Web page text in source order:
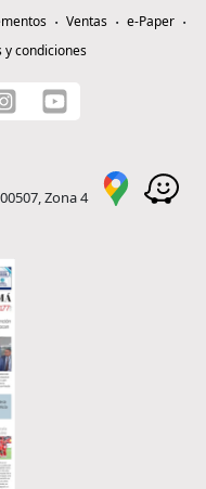
Ventas
e-Paper
y condiciones
Zona 4